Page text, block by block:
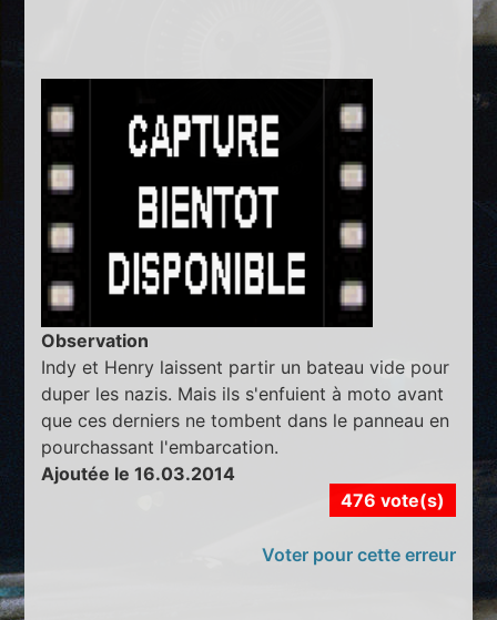
Observation
Indy et Henry laissent partir un bateau vide pour
duper les nazis. Mais ils s'enfuient à moto avant
que ces derniers ne tombent dans le panneau en
pourchassant l'embarcation.
Ajoutée le 16.03.2014
476 vote(s)
Voter pour cette erreur